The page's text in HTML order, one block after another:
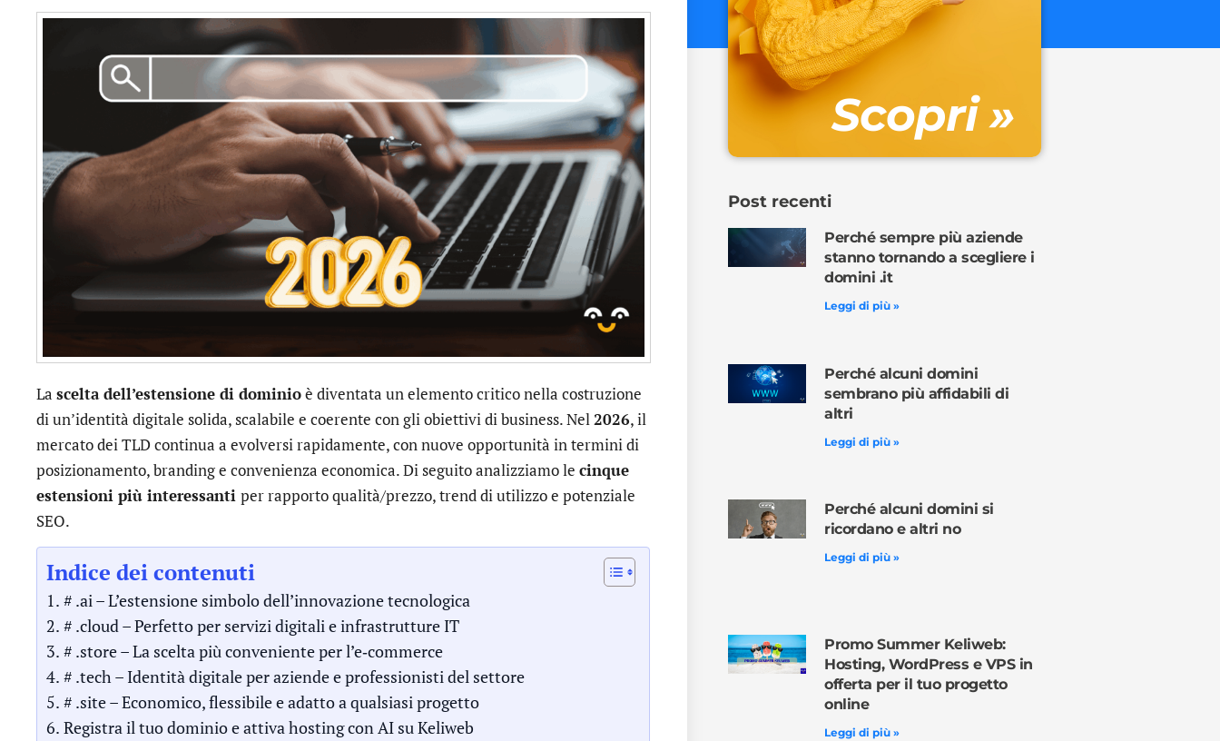
La scelta dell’estensione di dominioè diventata un elemento critico nella costruzione
di un’identità digitale solida, scalabile e coerente con gli obiettivi di business. Nel2026, il
mercato dei TLD continua a evolversi rapidamente, con nuove opportunità in termini di
posizionamento, branding e convenienza economica. Di seguito analizziamo le cinque
estensioni più interessanti per rapporto qualità/prezzo, trend di utilizzo e potenziale
SEO.
Indice dei contenuti
# .ai – L’estensione simbolo dell’innovazione tecnologica
# .cloud – Perfetto per servizi digitali e infrastrutture IT
# .store – La scelta più conveniente per l’e‑commerce
# .tech – Identità digitale per aziende e professionisti del settore
# .site – Economico, flessibile e adatto a qualsiasi progetto
Registra il tuo dominio e attiva hosting con AI su Keliweb
Scopri »
Post recenti
Perché sempre più aziende
stanno tornando a scegliere i
domini .it
Leggi di più »
Perché alcuni domini
sembrano più affidabili di
altri
Leggi di più »
Perché alcuni domini si
ricordano e altri no
Leggi di più »
Promo Summer Keliweb:
Hosting, WordPress e VPS in
offerta per il tuo progetto
online
Leggi di più »